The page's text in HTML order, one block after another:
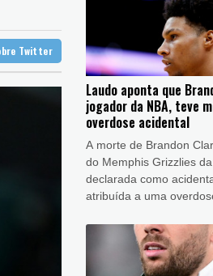
migratória
na guerra contra o tráfico
do pão e do trabalho
eclipse
sobre Twitter
Laudo aponta que
jogador da NBA, teve
overdose acidental
A morte de Brandon
do Memphis Grizzlies
declarada como
atribuída a uma
Departamento de
do Condado de Los
sexta-feira (7).